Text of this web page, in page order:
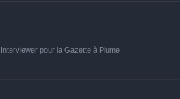
Interviewer pour la Gazette à Plume